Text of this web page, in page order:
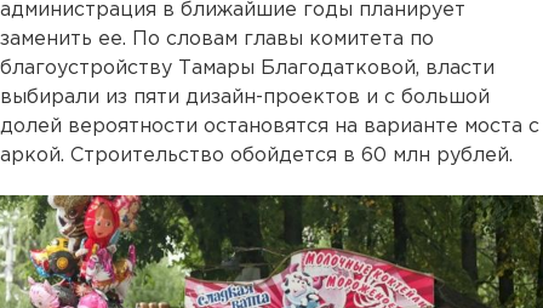
администрация в ближайшие годы планирует
заменить ее. По словам главы комитета по
благоустройству Тамары Благодатковой, власти
выбирали из пяти дизайн-проектов и с большой
долей вероятности остановятся на варианте моста с
аркой. Строительство обойдется в 60 млн рублей.